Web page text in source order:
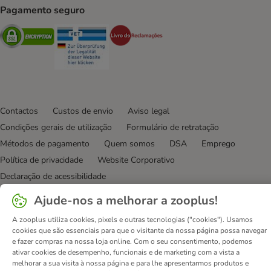
Pagamento seguro
Security Security
Contactos Custos de envio
Aviso legal
Condições gerais de utilização
Formulário de retratação
Métodos de pagamento
Quem somos DSA
Emprego
Política de privacidade
Website Corporativo
Declaração de acessibilidade
© zooplus SE2026
Ajude-nos a melhorar a zooplus!
A zooplus utiliza cookies, pixels e outras tecnologias ("cookies"). Usamos
cookies que são essenciais para que o visitante da nossa página possa navegar
e fazer compras na nossa loja online. Com o seu consentimento, podemos
ativar cookies de desempenho, funcionais e de marketing com a vista a
melhorar a sua visita à nossa página e para lhe apresentarmos produtos e